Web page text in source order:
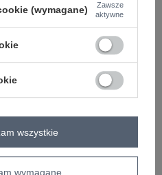
ZOBACZ CENĘ
Zadaj pytanie
(wymagane)
Zawsze
aktywne
wymagane
wszystkie